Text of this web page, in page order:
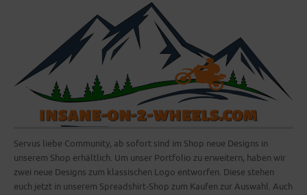
Servus liebe Community, ab sofort sind im Shop neue Designs in
unserem Shop erhältlich. Um unser Portfolio zu erweitern, haben wir
zwei neue Designs zum klassischen Logo entworfen. Diese stehen
euch jetzt in unserem Spreadshirt-Shop zum Kaufen zur Auswahl. Auch